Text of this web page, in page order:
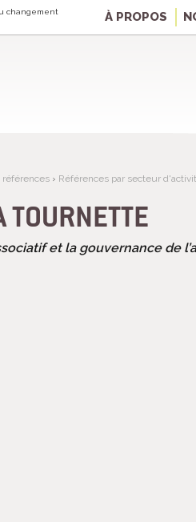
À PROPOS
références › Références par secteur
et la gouvernance de